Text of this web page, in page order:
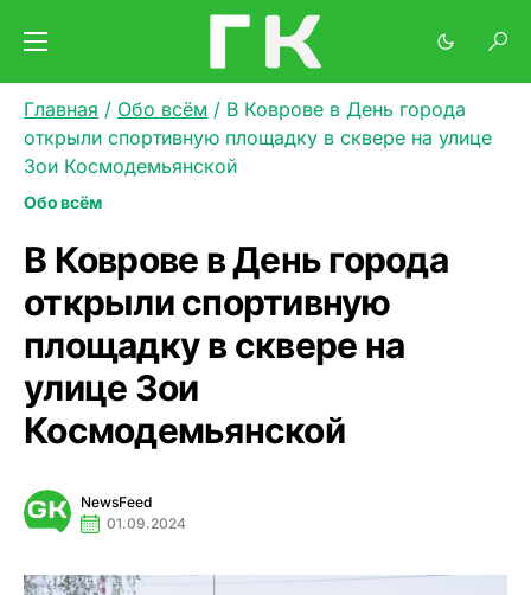
Главная / Обо всём / В Коврове в День города
открыли спортивную площадку в сквере на улице
Зои Космодемьянской
Обо всём
В Коврове в День города
открыли спортивную
площадку в сквере на
улице Зои
Космодемьянской
NewsFeed
01.09.2024